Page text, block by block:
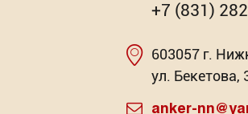
+7 (831)
603057 г.
ул. Бекетова,
anker-